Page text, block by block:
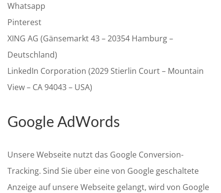
Whatsapp
Pinterest
XING AG (Gänsemarkt 43 – 20354 Hamburg –
Deutschland)
LinkedIn Corporation (2029 Stierlin Court – Mountain
View – CA 94043 – USA)
Google AdWords
Unsere Webseite nutzt das Google Conversion-
Tracking. Sind Sie über eine von Google geschaltete
Anzeige auf unsere Webseite gelangt, wird von Google